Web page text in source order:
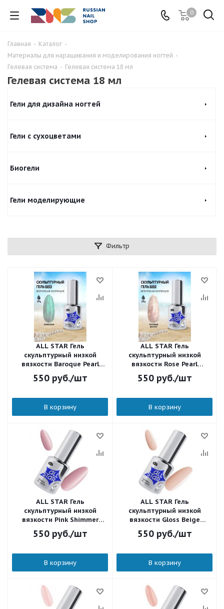
0
Главная - Каталог -
Материалы для наращивания и моделирования ногтей -
Гелевая система - Гелевая система 18 мл
Гелевая система 18 мл
Гели для дизайна ногтей
Гели с сухоцветами
Биогели
Гели моделирующие
Фильтр
ALL STAR Гель
скульптурный низкой
вязкости Baroque Pearl
Хамелеон 724 18 мл.
550руб./шт
В корзину
ALL STAR Гель
скульптурный низкой
вязкости Rose Pearl
Розовый жемчуг 723 18 мл.
550руб./шт
В корзину
ALL STAR Гель
скульптурный низкой
вязкости Pink Shimmer
Пастельный розовый 719
18 мл.
550руб./шт
В корзину
ALL STAR Гель
скульптурный низкой
вязкости Gloss Beige
Пастельный бежевый с
шиммером 717 18 мл.
550руб./шт
В корзину